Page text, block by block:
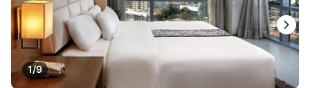
1/9